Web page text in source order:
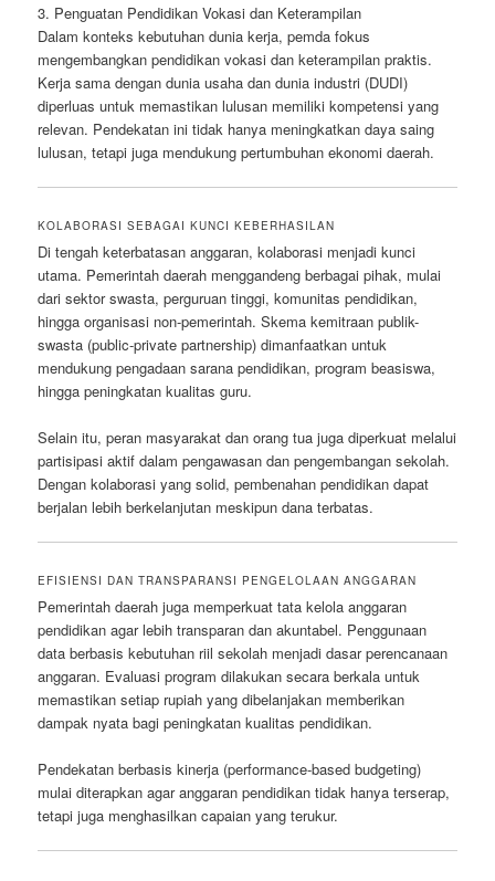
3. Penguatan Pendidikan Vokasi dan Keterampilan
Dalam konteks kebutuhan dunia kerja, pemda fokus
mengembangkan pendidikan vokasi dan keterampilan praktis.
Kerja sama dengan dunia usaha dan dunia industri (DUDI)
diperluas untuk memastikan lulusan memiliki kompetensi yang
relevan. Pendekatan ini tidak hanya meningkatkan daya saing
lulusan, tetapi juga mendukung pertumbuhan ekonomi daerah.
KOLABORASI SEBAGAI KUNCI KEBERHASILAN
Di tengah keterbatasan anggaran, kolaborasi menjadi kunci
utama. Pemerintah daerah menggandeng berbagai pihak, mulai
dari sektor swasta, perguruan tinggi, komunitas pendidikan,
hingga organisasi non-pemerintah. Skema kemitraan publik-
swasta (public-private partnership) dimanfaatkan untuk
mendukung pengadaan sarana pendidikan, program beasiswa,
hingga peningkatan kualitas guru.
Selain itu, peran masyarakat dan orang tua juga diperkuat melalui
partisipasi aktif dalam pengawasan dan pengembangan sekolah.
Dengan kolaborasi yang solid, pembenahan pendidikan dapat
berjalan lebih berkelanjutan meskipun dana terbatas.
EFISIENSI DAN TRANSPARANSI PENGELOLAAN ANGGARAN
Pemerintah daerah juga memperkuat tata kelola anggaran
pendidikan agar lebih transparan dan akuntabel. Penggunaan
data berbasis kebutuhan riil sekolah menjadi dasar perencanaan
anggaran. Evaluasi program dilakukan secara berkala untuk
memastikan setiap rupiah yang dibelanjakan memberikan
dampak nyata bagi peningkatan kualitas pendidikan.
Pendekatan berbasis kinerja (performance-based budgeting)
mulai diterapkan agar anggaran pendidikan tidak hanya terserap,
tetapi juga menghasilkan capaian yang terukur.